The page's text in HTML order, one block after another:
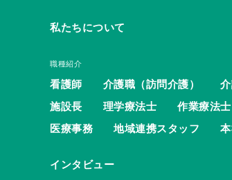
私たちについて
職種紹介
看護師 介護職（訪問介護）
施設長
理学療法士 作業療法士
医療事務
地域連携スタッフ
インタビュー